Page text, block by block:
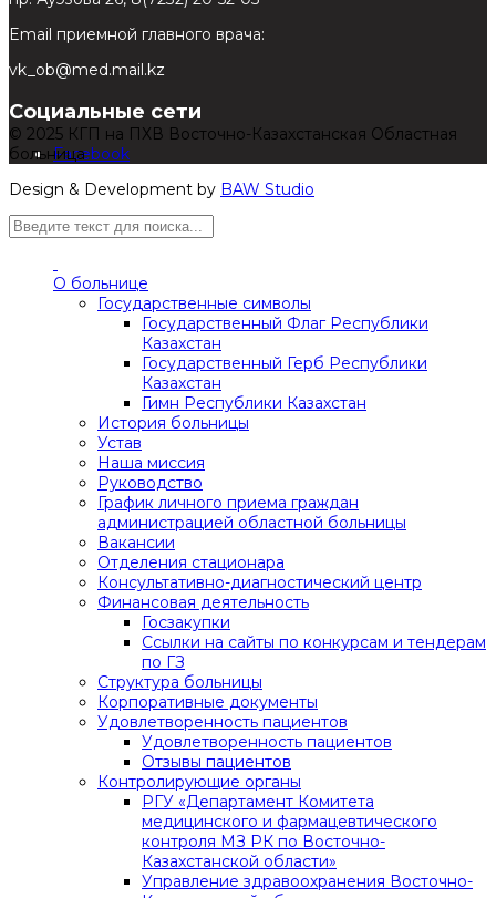
Email приемной главного врача:
vk_ob@med.mail.kz
Социальные сети
Facebook
© 2025 КГП на ПХВ Восточно-Казахстанская Областная
больница
Design & Development by BAW Studio
О больнице
Государственные символы
Государственный Флаг Республики
Казахстан
Государственный Герб Республики
Казахстан
Гимн Республики Казахстан
История больницы
Устав
Наша миссия
Руководство
График личного приема граждан
администрацией областной больницы
Вакансии
Отделения стационара
Консультативно-диагностический центр
Финансовая деятельность
Госзакупки
Ссылки на сайты по конкурсам и тендерам
по ГЗ
Структура больницы
Корпоративные документы
Удовлетворенность пациентов
Удовлетворенность пациентов
Отзывы пациентов
Контролирующие органы
РГУ «Департамент Комитета
медицинского и фармацевтического
контроля МЗ РК по Восточно-
Казахстанской области»
Управление здравоохранения Восточно-